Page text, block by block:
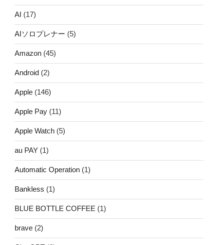
AI (17)
AIソロプレナー (5)
Amazon (45)
Android (2)
Apple (146)
Apple Pay (11)
Apple Watch (5)
au PAY (1)
Automatic Operation (1)
Bankless (1)
BLUE BOTTLE COFFEE (1)
brave (2)